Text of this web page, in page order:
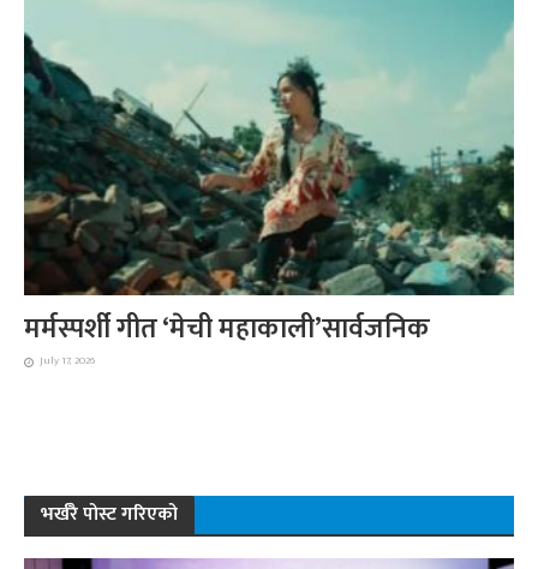
मर्मस्पर्शी गीत ‘मेची महाकाली’सार्वजनिक
July 17, 2026
भर्खरै पोस्ट गरिएको